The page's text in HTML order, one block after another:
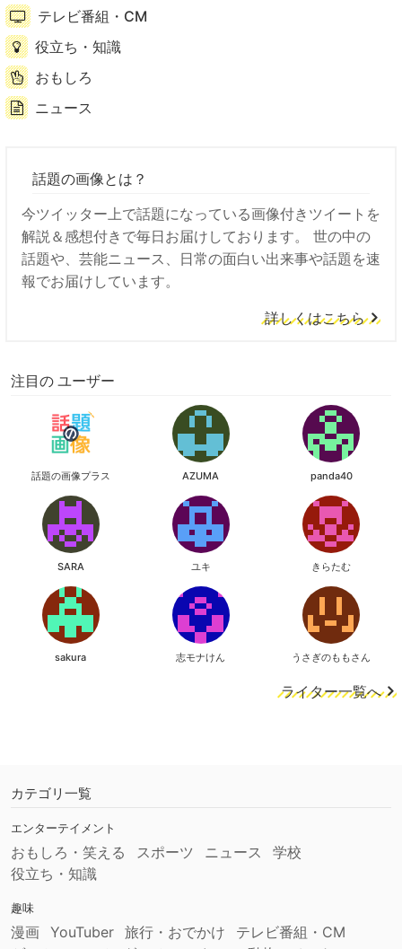
テレビ番組・CM
役立ち・知識
おもしろ
ニュース
話題の画像とは？
今ツイッター上で話題になっている画像付きツイートを
解説＆感想付きで毎日お届けしております。 世の中の
話題や、芸能ニュース、日常の面白い出来事や話題を速
報でお届けしています。
詳しくはこちら
注目の ユーザー
話題の画像プラス AZUMA panda40
SARA ユキ きらたむ
sakura 志モナけん うさぎのももさん
ライター一覧へ
カテゴリ一覧
エンターテイメント
おもしろ・笑える スポーツ ニュース
学校
役立ち・知識
趣味
漫画 YouTuber 旅行・おでかけ
テレビ番組・CM